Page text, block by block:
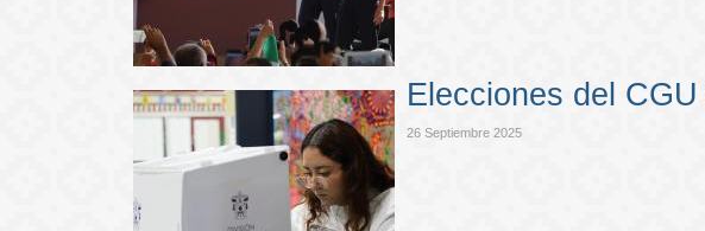
Elecciones del
26 Septiembre 2025